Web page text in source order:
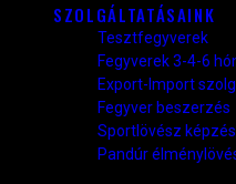
SZOLGÁLTATÁSAINK
Tesztfegyverek
Fegyverek 3-4-6
Export-Import
Fegyver beszerzés
Sportlövész képzés
Pandúr